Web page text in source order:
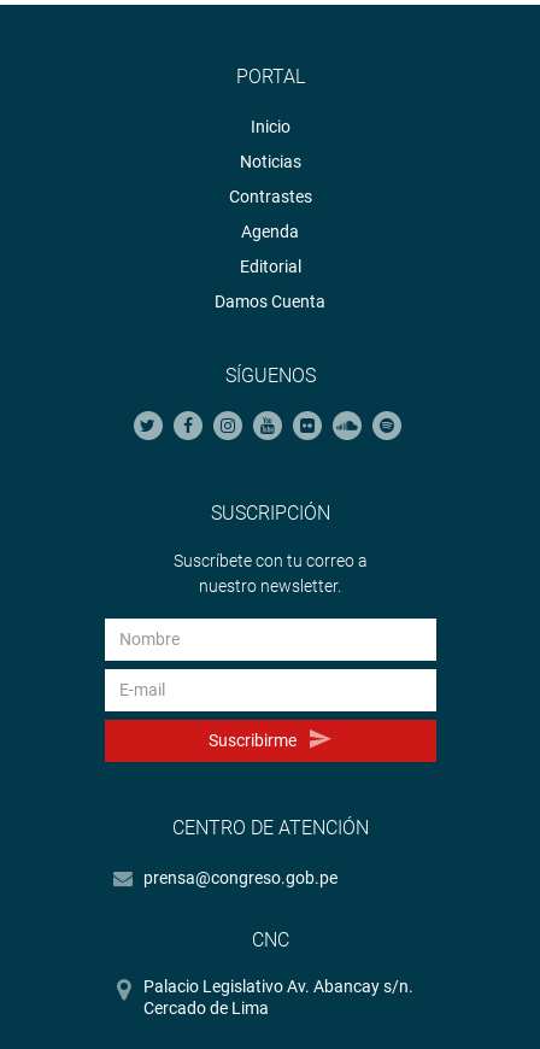
PORTAL
Inicio
Noticias
Contrastes
Agenda
Editorial
Damos Cuenta
SÍGUENOS
SUSCRIPCIÓN
Suscríbete con tu correo a
nuestro newsletter.
Suscribirme
CENTRO DE ATENCIÓN
prensa@congreso.gob.pe
CNC
Palacio Legislativo Av. Abancay s/n.
Cercado de Lima